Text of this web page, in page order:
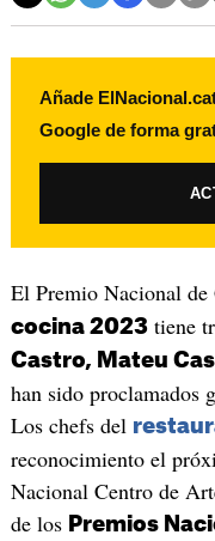
Añade
Google de forma
El Premio Nacional de
cocina 2023tiene
Castro, Mateu
han sido proclamados
Los chefs del
reconocimiento el
Nacional Centro de
de los Premios